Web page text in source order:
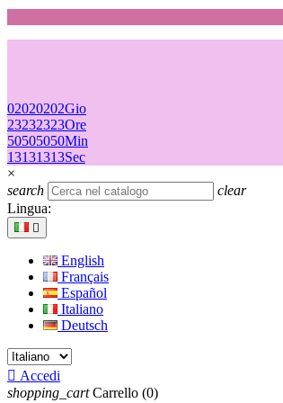
02020202Gio
23232323Ore
50505050Min
13131313Sec
×
search
clear
Lingua:

English
Français
Español
Italiano
Deutsch
 Accedi
shopping_cart Carrello (0)